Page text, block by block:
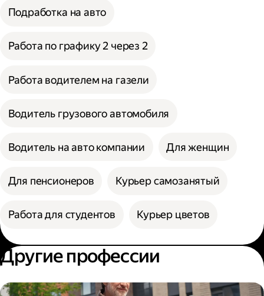
Подработка на авто
Работа по графику 2 через 2
Работа водителем на газели
Водитель грузового автомобиля
Водитель на авто компании Для женщин
Для пенсионеров Курьер самозанятый
Работа для студентов Курьер цветов
Другие профессии